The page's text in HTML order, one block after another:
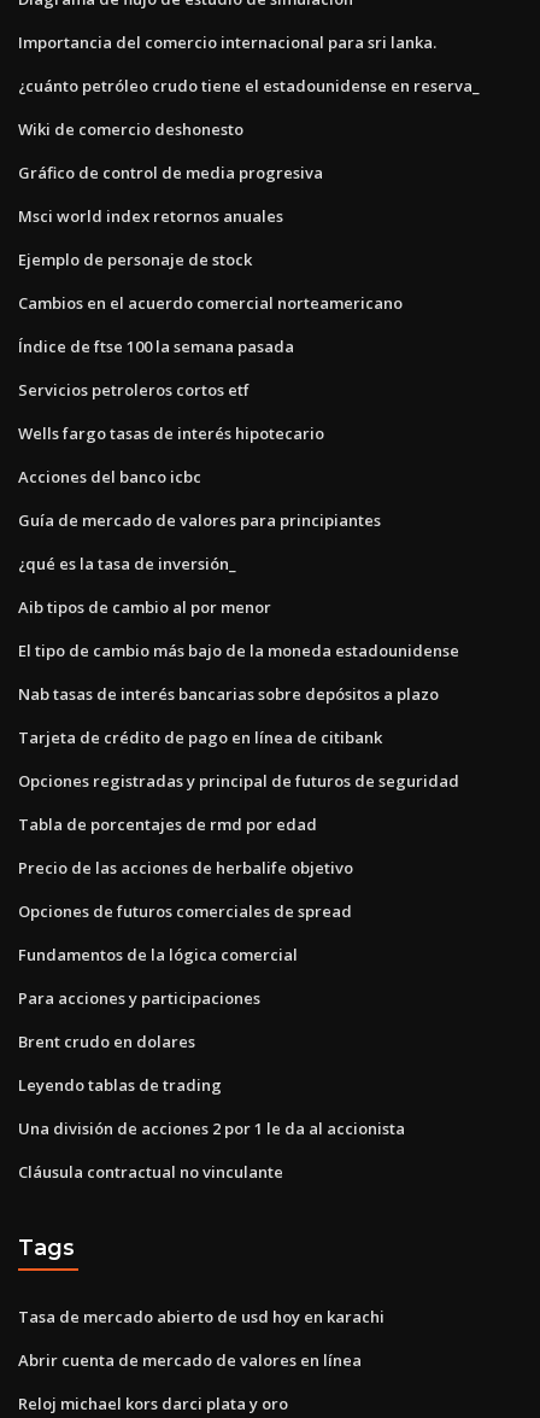
Importancia del comercio internacional para sri lanka.
¿cuánto petróleo crudo tiene el estadounidense en reserva_
Wiki de comercio deshonesto
Gráfico de control de media progresiva
Msci world index retornos anuales
Ejemplo de personaje de stock
Cambios en el acuerdo comercial norteamericano
Índice de ftse 100 la semana pasada
Servicios petroleros cortos etf
Wells fargo tasas de interés hipotecario
Acciones del banco icbc
Guía de mercado de valores para principiantes
¿qué es la tasa de inversión_
Aib tipos de cambio al por menor
El tipo de cambio más bajo de la moneda estadounidense
Nab tasas de interés bancarias sobre depósitos a plazo
Tarjeta de crédito de pago en línea de citibank
Opciones registradas y principal de futuros de seguridad
Tabla de porcentajes de rmd por edad
Precio de las acciones de herbalife objetivo
Opciones de futuros comerciales de spread
Fundamentos de la lógica comercial
Para acciones y participaciones
Brent crudo en dolares
Leyendo tablas de trading
Una división de acciones 2 por 1 le da al accionista
Cláusula contractual no vinculante
Tags
Tasa de mercado abierto de usd hoy en karachi
Abrir cuenta de mercado de valores en línea
Reloj michael kors darci plata y oro